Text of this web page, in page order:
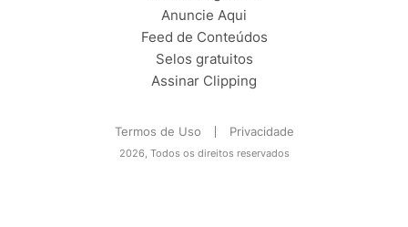
Anuncie Aqui
Feed de Conteúdos
Selos gratuitos
Assinar Clipping
Termos de Uso Privacidade
2026, Todos os direitos reservados